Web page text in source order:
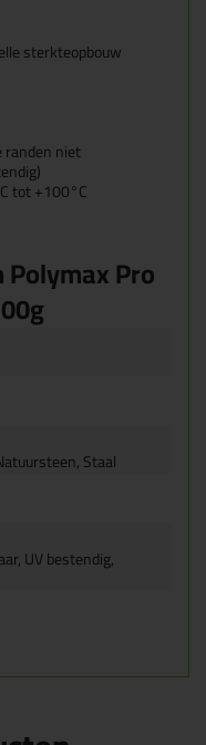
sterkteopbouw
randen niet
tot +100°C
Pro
Staal
UV bestendig,